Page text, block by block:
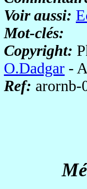
Voir aussi:
Mot-clés:
Copyright:
O.Dadgar -
Ref: arornb-